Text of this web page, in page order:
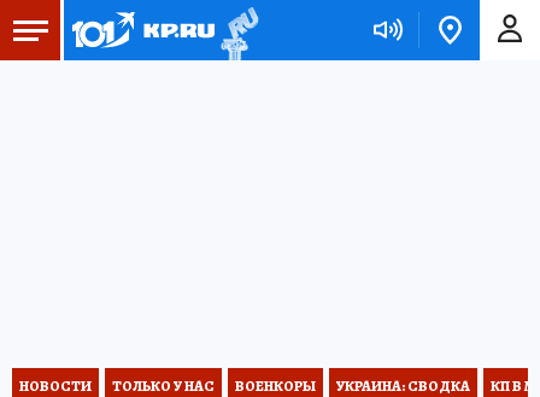
НОВОСТИ ТОЛЬКО У НАС ВОЕНКОРЫ УКРАИНА: СВОДКА КП В